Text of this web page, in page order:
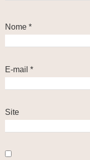
Nome *
E-mail *
Site